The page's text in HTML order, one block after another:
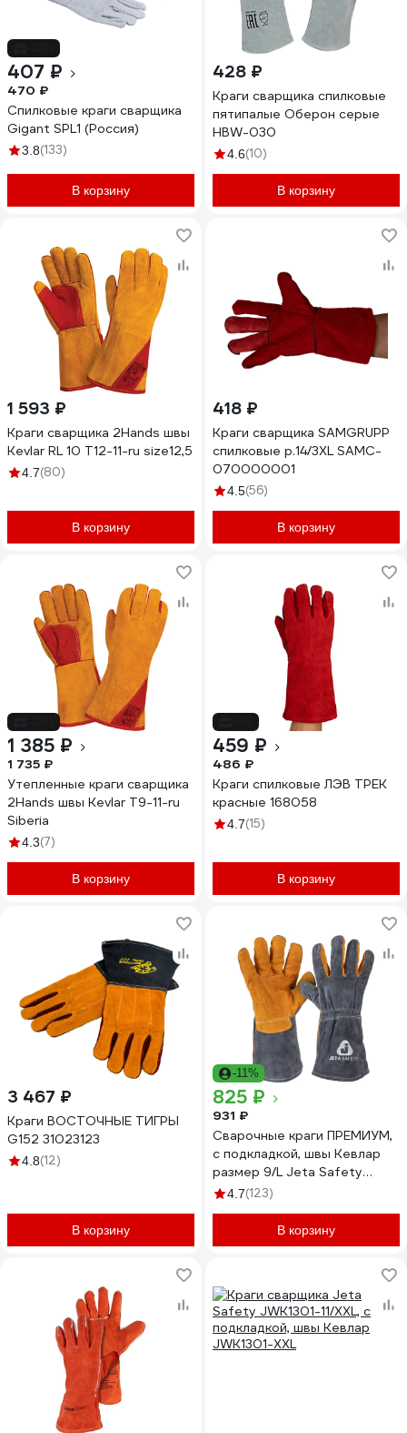
407 ₽
470 ₽
Спилковые краги сварщика
Gigant SPL1 (Россия)
3.8(133)
В корзину
428 ₽
Краги сварщика спилковые
пятипалые Оберон серые
HBW-030
4.6(10)
В корзину
1 593 ₽
Краги сварщика 2Hands швы
Kevlar RL 10 T12-11-ru size12,5
4.7(80)
В корзину
418 ₽
Краги сварщика SAMGRUPP
спилковые р.14/3XL SAMC-
070000001
4.5(56)
В корзину
1 385 ₽
1 735 ₽
Утепленные краги сварщика
2Hands швы Kevlar Т9-11-ru
Siberia
4.3(7)
В корзину
459 ₽
486 ₽
Краги спилковые ЛЭВ ТРЕК
красные 168058
4.7(15)
В корзину
3 467 ₽
Краги ВОСТОЧНЫЕ ТИГРЫ
G152 31023123
4.8(12)
В корзину
-11%
825 ₽
931 ₽
Сварочные краги ПРЕМИУМ,
с подкладкой, швы Кевлар
размер 9/L Jeta Safety
JWK-502-L
4.7(123)
В корзину